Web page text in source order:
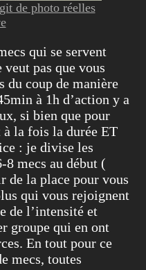
de photo réelles
qui se servent
pas que vous
du coup de manière
à 1h d’action y a
si bien que pour
la fois la durée ET
: je divise les
8 mecs au début (
de la place pour vous
qui vous rejoignent
de l’intensité et
groupe qui en ont
En tout pour ce
mecs, toutes